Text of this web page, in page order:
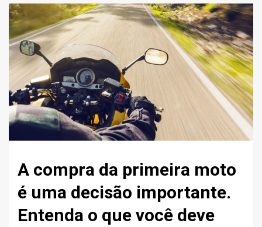
A compra da primeira moto
é uma decisão importante.
Entenda o que você deve